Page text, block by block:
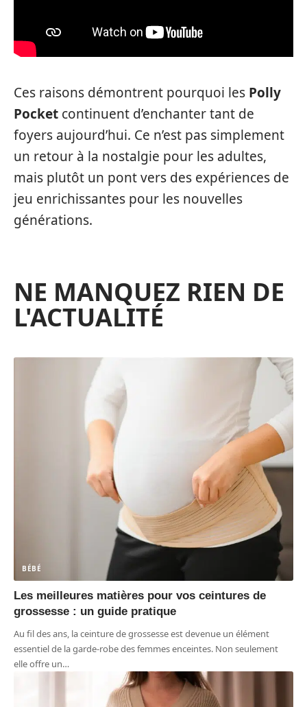
Ces raisons démontrent pourquoi les Polly
Pocket continuent d’enchanter tant de
foyers aujourd’hui. Ce n’est pas simplement
un retour à la nostalgie pour les adultes,
mais plutôt un pont vers des expériences de
jeu enrichissantes pour les nouvelles
générations.
NE MANQUEZ RIEN DE
L'ACTUALITÉ
BÉBÉ
Les meilleures matières pour vos ceintures de
grossesse : un guide pratique
Au fil des ans, la ceinture de grossesse est devenue un élément
essentiel de la garde-robe des femmes enceintes. Non seulement
elle offre un…